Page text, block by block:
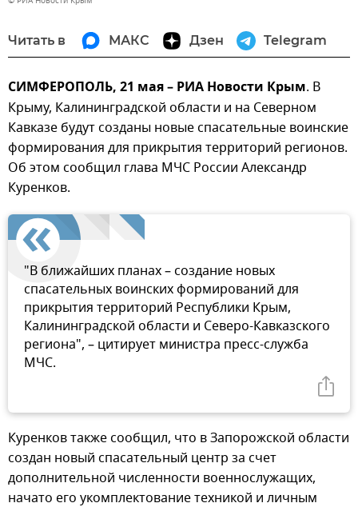
Читать в МАКС Дзен Telegram
СИМФЕРОПОЛЬ, 21 мая – РИА Новости Крым. В
Крыму, Калининградской области и на Северном
Кавказе будут созданы новые спасательные воинские
формирования для прикрытия территорий регионов.
Об этом сообщил глава МЧС России Александр
Куренков.
"В ближайших планах – создание новых
спасательных воинских формирований для
прикрытия территорий Республики Крым,
Калининградской области и Северо-Кавказского
региона", – цитирует министра пресс-служба
МЧС.
Куренков также сообщил, что в Запорожской области
создан новый спасательный центр за счет
дополнительной численности военнослужащих,
начато его укомплектование техникой и личным